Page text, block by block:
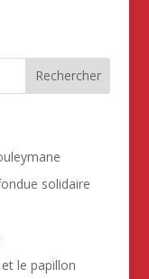
solidaire
le papillon